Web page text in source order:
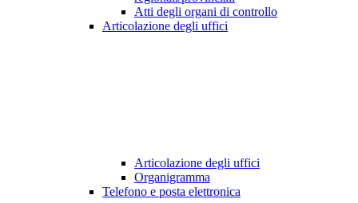
Atti degli organi di controllo
Articolazione degli uffici
Articolazione degli uffici
Organigramma
Telefono e posta elettronica